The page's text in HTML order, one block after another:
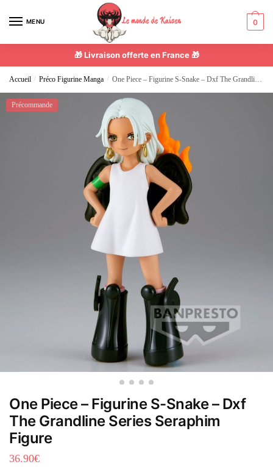
MENU 0
🎁 Livraison offerte en France 🎁
Accueil / Préco Figurine Manga / One Piece – Figurine S-Snake – Dxf The Grandline Series Seraphim Figure
Précommande
One Piece – Figurine S-Snake – Dxf
The Grandline Series Seraphim
Figure
36.90€